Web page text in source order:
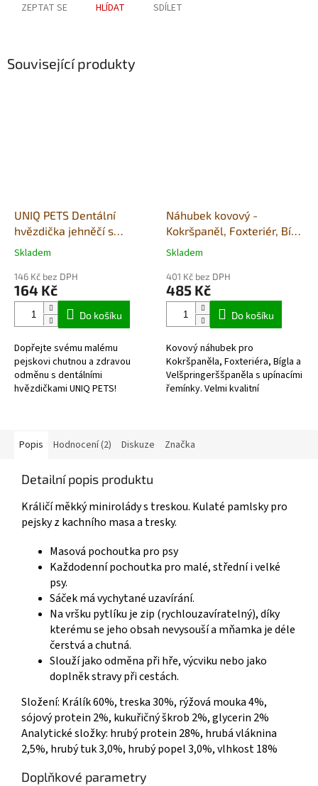
ZEPTAT SE HLÍDAT SDÍLET
Související produkty
UNIQ PETS Dentální
hvězdička jehněčí s
glucosam.10x1,5cm malá
(houževnatá))
Průměrné
produktu
je
hvězdiček.
Skladem
146 Kč bez DPH
164 Kč
Do košíku
Dopřejte svému malému
pejskovi chutnou a zdravou
odměnu s dentálními
hvězdičkami UNIQ PETS!
Náhubek kovový -
Kokršpaněl, Foxteriér, Bígl,
Velšpringerššpaněl - fena
Průměrné
produktu
je
hvězdiček.
Skladem
401 Kč bez DPH
485 Kč
Do košíku
Kovový náhubek pro
Kokršpaněla, Foxteriéra, Bígla a
Velšpringerššpaněla s upínacími
řemínky. Velmi kvalitní
Popis Hodnocení (2) Diskuze Značka
Detailní popis produktu
Králičí měkký minirolády s treskou. Kulaté pamlsky pro
pejsky z kachního masa a tresky.
Masová pochoutka pro psy
Každodenní pochoutka pro malé, střední i velké
psy.
Sáček má vychytané uzavírání.
Na vršku pytlíku je zip (rychlouzavíratelný), díky
kterému se jeho obsah nevysouší a mňamka je déle
čerstvá a chutná.
Slouží jako odměna při hře, výcviku nebo jako
doplněk stravy při cestách.
Složení: Králík 60%, treska 30%, rýžová mouka 4%,
sójový protein 2%, kukuřičný škrob 2%, glycerin 2%
Analytické složky: hrubý protein 28%, hrubá vláknina
2,5%, hrubý tuk 3,0%, hrubý popel 3,0%, vlhkost 18%
Doplňkové parametry